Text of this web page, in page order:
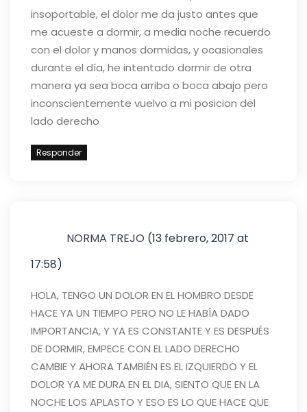
insoportable, el dolor me da justo antes que
me acueste a dormir, a media noche recuerdo
con el dolor y manos dormidas, y ocasionales
durante el día, he intentado dormir de otra
manera ya sea boca arriba o boca abajo pero
inconscientemente vuelvo a mi posicion del
lado derecho
Responder
NORMA TREJO (13 febrero, 2017 at
17:58)
HOLA, TENGO UN DOLOR EN EL HOMBRO DESDE
HACE YA UN TIEMPO PERO NO LE HABÍA DADO
IMPORTANCIA, Y YA ES CONSTANTE Y ES DESPUÉS
DE DORMIR, EMPECE CON EL LADO DERECHO
CAMBIE Y AHORA TAMBIÉN ES EL IZQUIERDO Y EL
DOLOR YA ME DURA EN EL DIA, SIENTO QUE EN LA
NOCHE LOS APLASTO Y ESO ES LO QUE HACE QUE